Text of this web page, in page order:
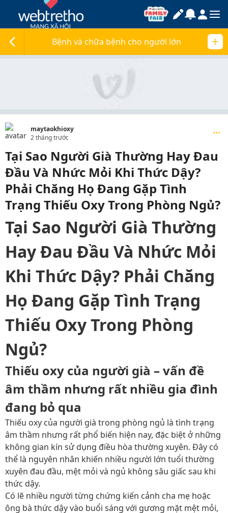
Bệnh và chữa bệnh cho người lớn
maytaokhioxy
2 tháng trước
Tại Sao Người Già Thường Hay Đau
Đầu Và Nhức Mỏi Khi Thức Dậy?
Phải Chăng Họ Đang Gặp Tình
Trạng Thiếu Oxy Trong Phòng Ngủ?
Tại Sao Người Già Thường
Hay Đau Đầu Và Nhức Mỏi
Khi Thức Dậy? Phải Chăng
Họ Đang Gặp Tình Trạng
Thiếu Oxy Trong Phòng
Ngủ?
Thiếu oxy của người già – vấn đề
âm thầm nhưng rất nhiều gia đình
đang bỏ qua
Thiếu oxy của người già trong phòng ngủ là tình trạng
âm thầm nhưng rất phổ biến hiện nay, đặc biệt ở những
không gian kín sử dụng điều hòa thường xuyên. Đây có
thể là nguyên nhân khiến nhiều người lớn tuổi thường
xuyên đau đầu, mệt mỏi và ngủ không sâu giấc sau khi
thức dậy.
Có lẽ nhiều người từng chứng kiến cảnh cha mẹ hoặc
ông bà thức dậy vào buổi sáng với gương mặt mệt mỏi,